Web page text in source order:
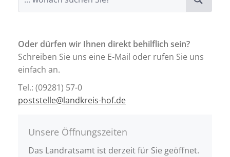
Oder dürfen wir Ihnen direkt behilflich sein?
Schreiben Sie uns eine E-Mail oder rufen Sie uns
einfach an.
Tel.: (09281) 57-0
poststelle@landkreis-hof.de
Unsere Öffnungszeiten
Das Landratsamt ist derzeit für Sie geöffnet.